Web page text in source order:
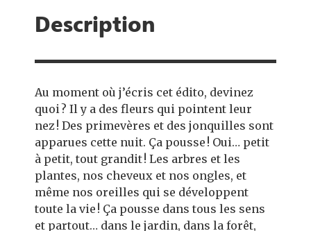
Description
Au moment où j’écris cet édito, devinez
quoi ? Il y a des fleurs qui pointent leur
nez ! Des primevères et des jonquilles sont
apparues cette nuit. Ça pousse ! Oui… petit
à petit, tout grandit ! Les arbres et les
plantes, nos cheveux et nos ongles, et
même nos oreilles qui se développent
toute la vie ! Ça pousse dans tous les sens
et partout… dans le jardin, dans la forêt,